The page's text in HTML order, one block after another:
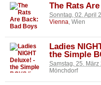
The Rats
Sonntag, 02. April
Vienna, Wien
Ladies
the Simple
Samstag, 25.
Mönchdorf